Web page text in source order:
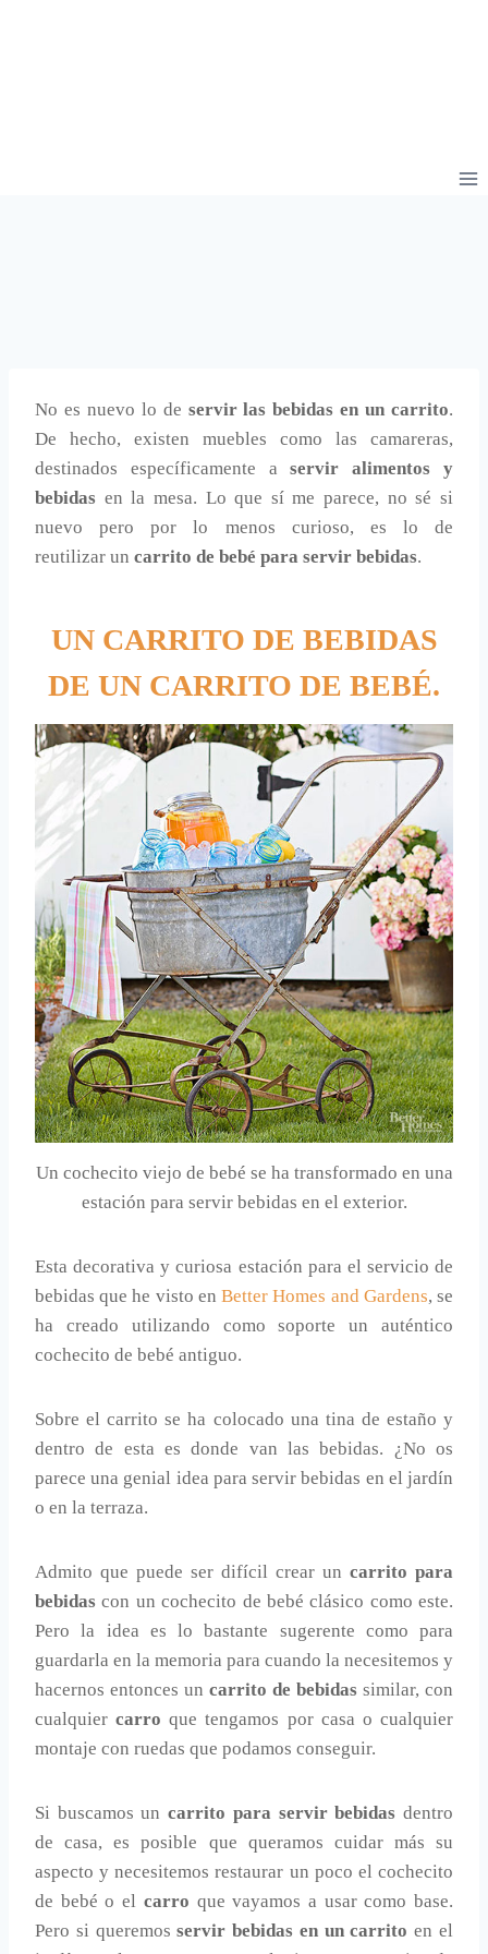
No es nuevo lo de servir las bebidas en un carrito.
De hecho, existen muebles como las camareras,
destinados específicamente aservir alimentos y
bebidas en la mesa. Lo que sí me parece, no sé si
nuevo pero por lo menos curioso, es lo de
reutilizar un carrito de bebé para servir bebidas.
UN CARRITO DE BEBIDAS
DE UN CARRITO DE BEBÉ.
Un cochecito viejo de bebé se ha transformado en una
estación para servir bebidas en el exterior.
Esta decorativa y curiosa estación para el servicio de
bebidas que he visto enBetter Homes and Gardens, se
ha creado utilizando como soporte un auténtico
cochecito de bebé antiguo.
Sobre el carrito se ha colocado una tina de estaño y
dentro de esta es donde van las bebidas. ¿No os
parece una genial idea para servir bebidas en el jardín
o en la terraza.
Admito que puede ser difícil crear un carrito para
bebidas con un cochecito de bebé clásico como este.
Pero la idea es lo bastante sugerente como para
guardarla en la memoria para cuando la necesitemos y
hacernos entonces un carrito de bebidas similar, con
cualquiercarro que tengamos por casa o cualquier
montaje con ruedas que podamos conseguir.
Si buscamos uncarrito para servir bebidas dentro
de casa, es posible que queramos cuidar más su
aspecto y necesitemos restaurar un poco el cochecito
de bebé o el carro que vayamos a usar como base.
Pero si queremosservir bebidas en un carrito en el